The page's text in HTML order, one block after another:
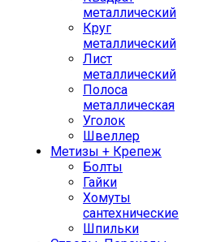
металлический
Круг
металлический
Лист
металлический
Полоса
металлическая
Уголок
Швеллер
Метизы + Крепеж
Болты
Гайки
Хомуты
сантехнические
Шпильки